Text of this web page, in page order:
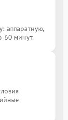
аппаратную,
60 минут.